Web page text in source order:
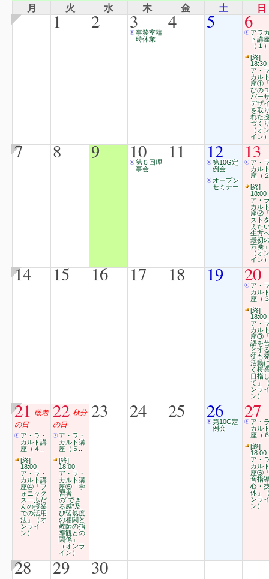
月 火 水 木 金 土 日
1 2 3事務室臨
時休業
4 5 6アラ
ト講
（１
[終]
18:30
ア・
カル
座①
びの
バー
デザ
を取
れた
づく
（オ
イン
7 8 9 10
第５回理
事会
11 12
第10G定
例会
オープン
セミナー
13
ア・
カル
座（
[終]
18:00
ア・
カル
座②
スト
えた
生方
最初
方箋
（オ
イン
14 15 16 17 18 19 20
ア・
カル
座（
[終]
18:00
ア・
カル
座③
語を
とす
徒も
活動
く授
目指
て」
ンラ
ン）
21 敬老
の日
ア・ラ・
カルト講
座（４..
[終]
18:00
ア・ラ・
カルト講
座④「フ
ォニック
ス―ふだ
んの授業
での活用
法」（オ
ンライ
ン）
22 秋分
の日
ア・ラ・
カルト講
座（５..
[終]
18:00
ア・ラ・
カルト講
座⑤「学
習者
の“でき
る感”及
び習熟度
の相関と
教師の指
導観との
関係」
（オンラ
イン）
23 24 25 26
第10G定
例会
27
ア・
カル
座（
[終]
18:00
ア・
カル
座⑥
音指
心・
体」
ンラ
ン）
28 29 30